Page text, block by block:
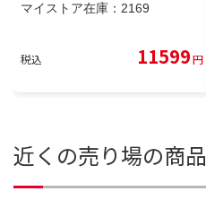
マイストア在庫： 2169
税込 11599円
近くの売り場の商品